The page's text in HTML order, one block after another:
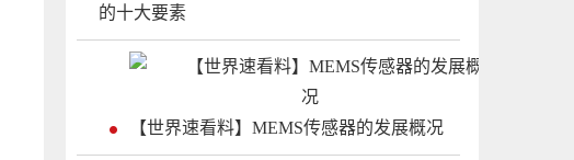
的十大要素
【世界速看料】MEMS传感器的发展概况